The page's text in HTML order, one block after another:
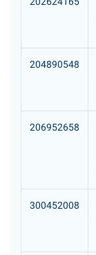
204890548
206952658
300452008